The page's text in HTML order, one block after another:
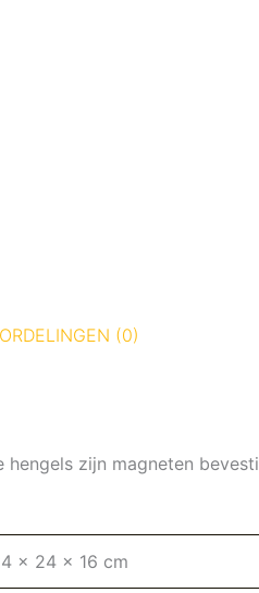
(0)
zijn magneten
x 24 x 16 cm